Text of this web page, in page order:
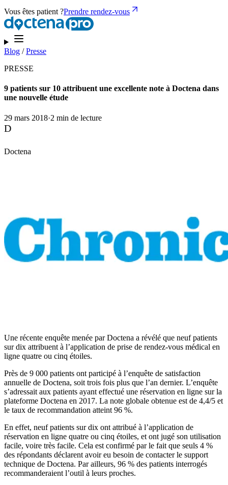
Vous êtes patient ?Prendre rendez-vous
Blog /Presse
PRESSE
9 patients sur 10 attribuent une excellente note à Doctena dans
une nouvelle étude
29 mars 2018·2 min de lecture
D
Doctena
Une récente enquête menée par Doctena a révélé que neuf patients
sur dix attribuent à l’application de prise de rendez-vous médical en
ligne quatre ou cinq étoiles.
Près de 9 000 patients ont participé à l’enquête de satisfaction
annuelle de Doctena, soit trois fois plus que l’an dernier. L’enquête
s’adressait aux patients ayant effectué une réservation en ligne sur la
plateforme Doctena en 2017. La note globale obtenue est de 4,4/5 et
le taux de recommandation atteint 96 %.
En effet, neuf patients sur dix ont attribué à l’application de
réservation en ligne quatre ou cinq étoiles, et ont jugé son utilisation
facile, voire très facile. Cela est confirmé par le fait que seuls 4 %
des répondants déclarent avoir eu besoin de contacter le support
technique de Doctena. Par ailleurs, 96 % des patients interrogés
recommanderaient l’outil à leurs proches.